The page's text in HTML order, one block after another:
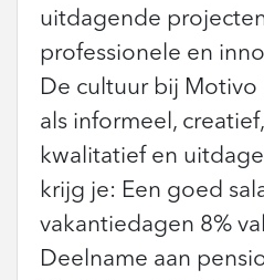
uitdagende
professionele en
De cultuur bij Motivo
als informeel,
kwalitatief en
krijg je: Een goed
vakantiedagen 8%
Deelname aan